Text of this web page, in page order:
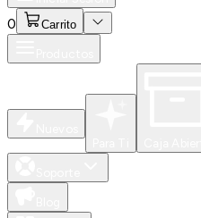
0 Carrito